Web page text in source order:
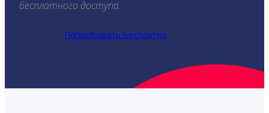
бесплатного доступа.
Попробовать бесплатно